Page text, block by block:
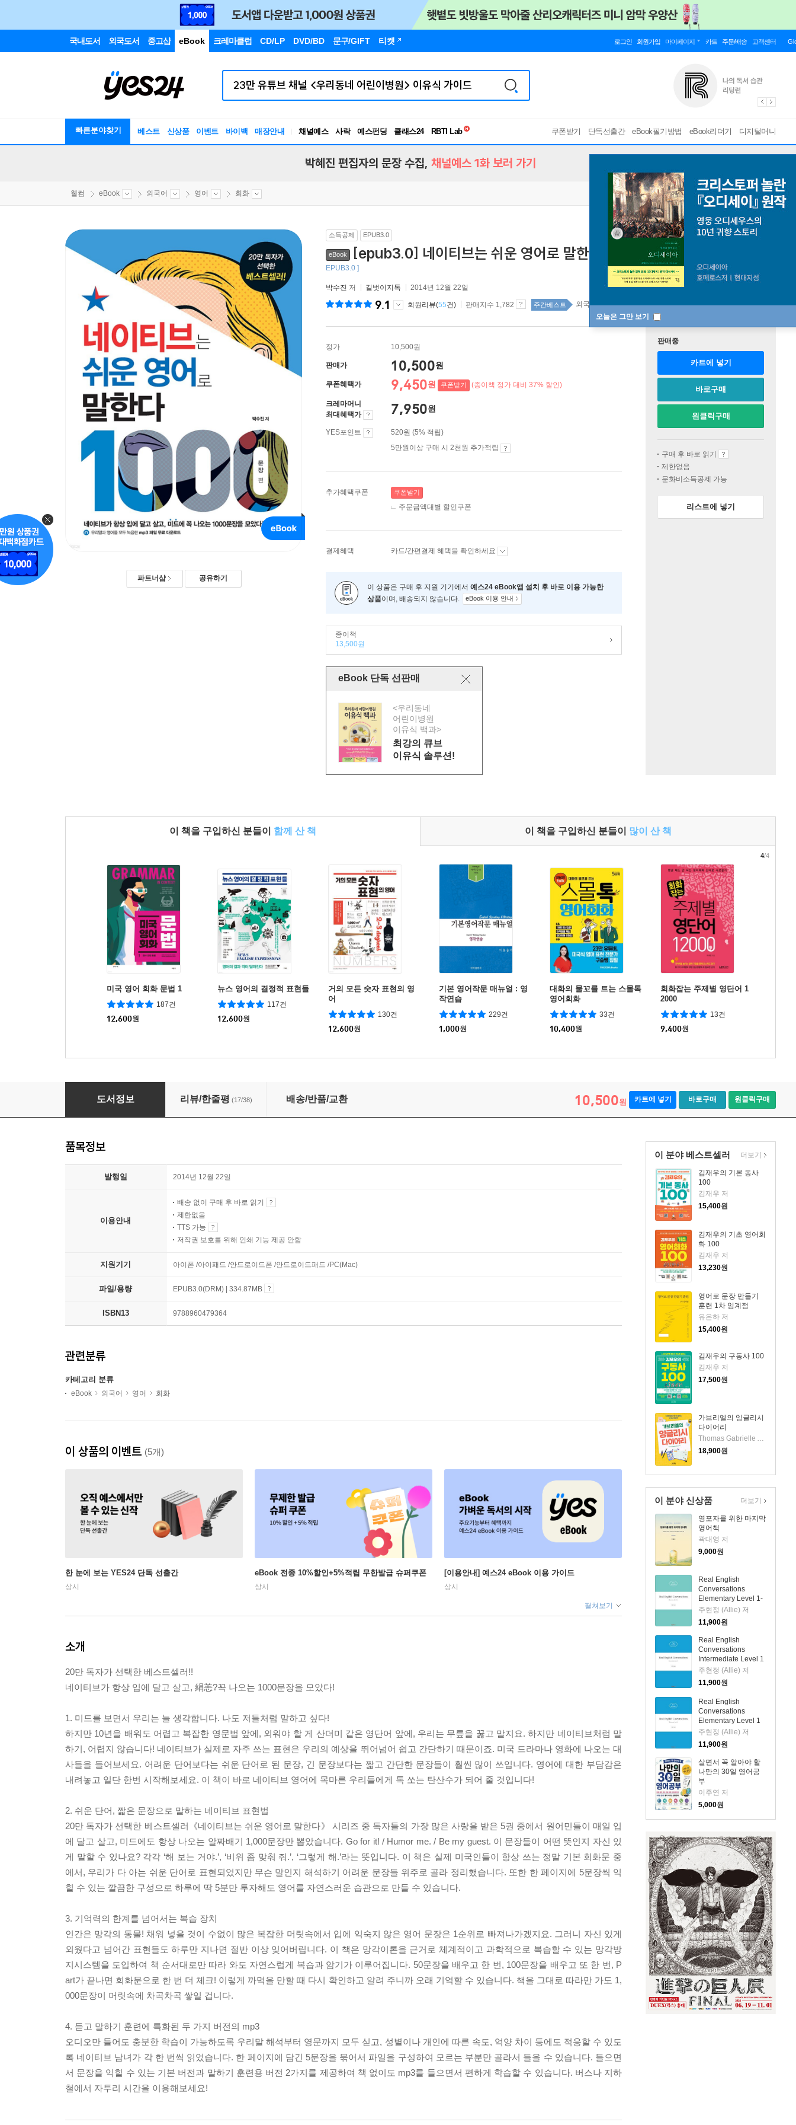
국내도서 외국도서 중고샵 eBook 크레마클럽 CD/LP DVD/BD 문구/GIFT 티켓 로그인 회원가입 마이페이지 카트 주문/배송 고객센터
빠른분야찾기 베스트 신상품 이벤트 바이백 매장안내 채널예스 사락 예스펀딩 클래스24
RBTI Lab
독서유형검사
쿠폰받기 단독선출간 eBook필기방법 eBook리더기 디지털머니
오늘은 그만 보기
박혜진 편집자의 문장 수집, 채널예스 1화 보러 가기
웰컴 eBook 외국어 영어 회화
파트너샵 공유하기
소득공제 EPUB3.0
eBook [epub3.0] 네이티브는 쉬운 영어로 말한다 -1000문장 편
EPUB3.0 ]
박수진 저 길벗이지톡 2014년 12월 22일
9.1 회원리뷰(55건) 판매지수 1,782 주간베스트 외국어 31위
정가 10,500원
판매가 10,500원
쿠폰혜택가 9,450원 쿠폰받기 (종이책 정가 대비 37% 할인)
크레마머니
최대혜택가
7,950원
YES포인트
520원 (5% 적립)
5만원이상 구매 시 2천원 추가적립
추가혜택쿠폰 쿠폰받기
주문금액대별 할인쿠폰
결제혜택 카드/간편결제 혜택을 확인하세요
이 상품은 구매 후 지원 기기에서 예스24 eBook앱 설치 후 바로 이용 가능한
상품이며, 배송되지 않습니다. eBook 이용 안내
종이책
13,500원
eBook 단독 선판매
<우리동네
어린이병원
이유식 백과>
최강의 큐브
이유식 솔루션!
판매중
카트에 넣기
바로구매
원클릭구매
구매 후 바로 읽기
제한없음
문화비소득공제 가능
리스트에 넣기
이 책을 구입하신 분들이 함께 산 책 이 책을 구입하신 분들이 많이 산 책
미국 영어 회화 문법 1
187건
12,600원
뉴스 영어의 결정적 표현들
117건
12,600원
거의 모든 숫자 표현의 영
어
130건
12,600원
기본 영어작문 매뉴얼 : 영
작연습
229건
1,000원
대화의 물꼬를 트는 스몰톡
영어회화
33건
10,400원
회화잡는 주제별 영단어 1
2000
13건
9,400원
4/4
[epub3.0] 네이티브는 쉬운 영어로 말한다 -1000문장 편
도서정보 리뷰/한줄평 (17/38) 배송/반품/교환 10,500원 카트에 넣기 바로구매 원클릭구매
이 분야 베스트셀러
김재우의 기본 동사
100
김재우 저
15,400원
김재우의 기초 영어회
화 100
김재우 저
13,230원
영어로 문장 만들기
훈련 1차 임계점
유은하 저
15,400원
김재우의 구동사 100
김재우 저
17,500원
가브리엘의 잉글리시
다이어리
18,900원
더보기
이 분야 신상품
영포자를 위한 마지막
영어책
곽대영 저
9,000원
Real English
Conversations
Elementary Level 1-
1
주현정 (Allie) 저
11,900원
Real English
Conversations
Intermediate Level 1
주현정 (Allie) 저
11,900원
Real English
Conversations
Elementary Level 1
주현정 (Allie) 저
11,900원
살면서 꼭 알아야 할
나만의 30일 영어공
부
이주연 저
5,000원
더보기
품목정보
발행일 2014년 12월 22일
이용안내
배송 없이 구매 후 바로 읽기
제한없음
TTS 가능
저작권 보호를 위해 인쇄 기능 제공 안함
지원기기 아이폰 /아이패드 /안드로이드폰 /안드로이드패드 /PC(Mac)
파일/용량 EPUB3.0(DRM) | 334.87MB
ISBN13 9788960479364
관련분류
카테고리 분류
eBook 외국어 영어 회화
이 상품의 이벤트 (5개)
한 눈에 보는 YES24 단독 선출간
상시
eBook 전종 10%할인+5%적립 무한발급 슈퍼쿠폰
상시
[이용안내] 예스24 eBook 이용 가이드
상시
펼쳐보기
소개
20만 독자가 선택한 베스트셀러!!
네이티브가 항상 입에 달고 살고, 絹恙?꼭 나오는 1000문장을 모았다!
1. 미드를 보면서 우리는 늘 생각합니다. 나도 저들처럼 말하고 싶다!
하지만 10년을 배워도 어렵고 복잡한 영문법 앞에, 외워야 할 게 산더미 같은 영단어 앞에, 우리는 무릎을 꿇고 말지요. 하지만 네이티브처럼 말
하기, 어렵지 않습니다! 네이티브가 실제로 자주 쓰는 표현은 우리의 예상을 뛰어넘어 쉽고 간단하기 때문이죠. 미국 드라마나 영화에 나오는 대
사들을 들어보세요. 어려운 단어보다는 쉬운 단어로 된 문장, 긴 문장보다는 짧고 간단한 문장들이 훨씬 많이 쓰입니다. 영어에 대한 부담감은
내려놓고 일단 한번 시작해보세요. 이 책이 바로 네이티브 영어에 목마른 우리들에게 톡 쏘는 탄산수가 되어 줄 것입니다!
2. 쉬운 단어, 짧은 문장으로 말하는 네이티브 표현법
20만 독자가 선택한 베스트셀러《네이티브는 쉬운 영어로 말한다》 시리즈 중 독자들의 가장 많은 사랑을 받은 5권 중에서 원어민들이 매일 입
에 달고 살고, 미드에도 항상 나오는 알짜배기 1,000문장만 뽑았습니다. Go for it! / Humor me. / Be my guest. 이 문장들이 어떤 뜻인지 자신 있
게 말할 수 있나요? 각각 ‘해 보는 거야.’, ‘비위 좀 맞춰 줘.’, ‘그렇게 해.’라는 뜻입니다. 이 책은 실제 미국인들이 항상 쓰는 정말 기본 회화문 중
에서, 우리가 다 아는 쉬운 단어로 표현되었지만 무슨 말인지 해석하기 어려운 문장들 위주로 골라 정리했습니다. 또한 한 페이지에 5문장씩 익
힐 수 있는 깔끔한 구성으로 하루에 딱 5분만 투자해도 영어를 자연스러운 습관으로 만들 수 있습니다.
3. 기억력의 한계를 넘어서는 복습 장치
인간은 망각의 동물! 채워 넣을 것이 수없이 많은 복잡한 머릿속에서 입에 익숙지 않은 영어 문장은 1순위로 빠져나가겠지요. 그러니 자신 있게
외웠다고 넘어간 표현들도 하루만 지나면 절반 이상 잊어버립니다. 이 책은 망각이론을 근거로 체계적이고 과학적으로 복습할 수 있는 망각방
지시스템을 도입하여 책 순서대로만 따라 와도 자연스럽게 복습과 암기가 이루어집니다. 50문장을 배우고 한 번, 100문장을 배우고 또 한 번, P
art가 끝나면 회화문으로 한 번 더 체크! 이렇게 까먹을 만할 때 다시 확인하고 알려 주니까 오래 기억할 수 있습니다. 책을 그대로 따라만 가도 1,
000문장이 머릿속에 차곡차곡 쌓일 겁니다.
4. 듣고 말하기 훈련에 특화된 두 가지 버전의 mp3
오디오만 들어도 충분한 학습이 가능하도록 우리말 해석부터 영문까지 모두 싣고, 성별이나 개인에 따른 속도, 억양 차이 등에도 적응할 수 있도
록 네이티브 남녀가 각 한 번씩 읽었습니다. 한 페이지에 담긴 5문장을 묶어서 파일을 구성하여 모르는 부분만 골라서 들을 수 있습니다. 들으면
서 문장을 익힐 수 있는 기본 버전과 말하기 훈련용 버전 2가지를 제공하여 책 없이도 mp3를 들으면서 편하게 학습할 수 있습니다. 버스나 지하
철에서 자투리 시간을 이용해보세요!